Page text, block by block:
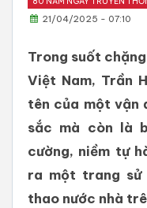
21/04/2025 - 07:10
Trong suốt
Việt Nam, Trần
tên của một vận
sắc mà còn là
cường, niềm tự
ra một trang sử
thao nước nhà